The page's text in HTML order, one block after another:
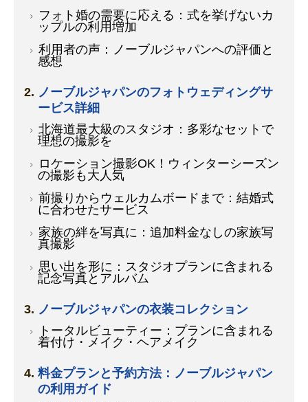
フォト婚の需要に応える：式を挙げないカ
ップルの利用増加
利用者の声：ノーブルジャパンへの評価と
感想
ノーブルジャパンのフォトウェディングサ
ービス詳細
北海道最大級のスタジオ：多彩なセットで
理想の撮影を
ロケーション撮影OK！ウィンターシーズン
の撮影も大人気
前撮りからウェルカムボードまで：結婚式
に合わせたサービス
家族の絆を写真に：追加料金なしの家族写
真撮影
思い出を形に：スタジオプランに含まれる
記念写真とアルバム
ノーブルジャパンの衣装コレクション
トータルビューティー：プランに含まれる
着付け・メイク・ヘアメイク
料金プランと予約方法：ノーブルジャパン
の利用ガイド